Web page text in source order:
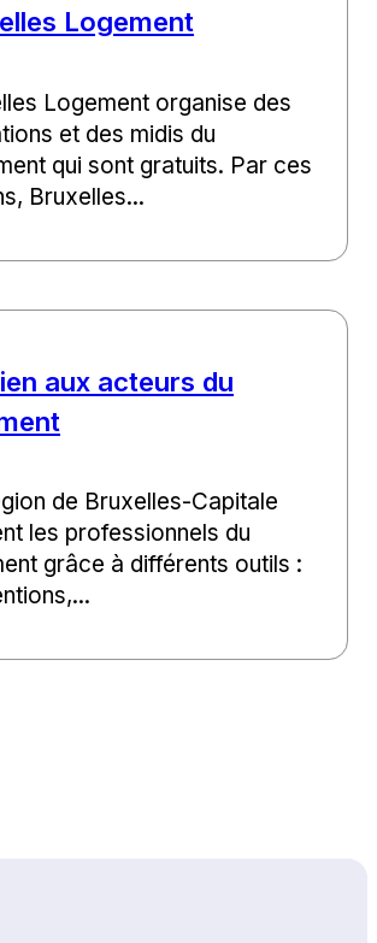
Logement
Logement organise des
et des midis du
qui sont gratuits. Par ces
Bruxelles...
aux acteurs du
de Bruxelles-Capitale
les professionnels du
grâce à différents outils :